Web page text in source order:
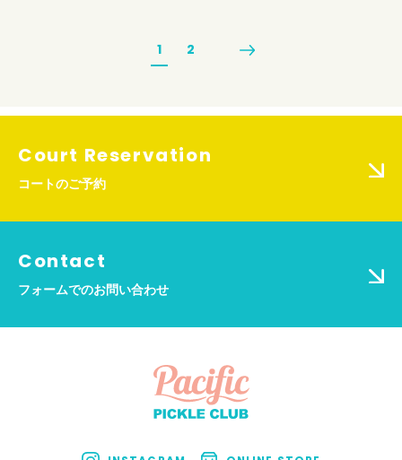
1 2
Court Reservation
コートのご予約
Contact
フォームでのお問い合わせ